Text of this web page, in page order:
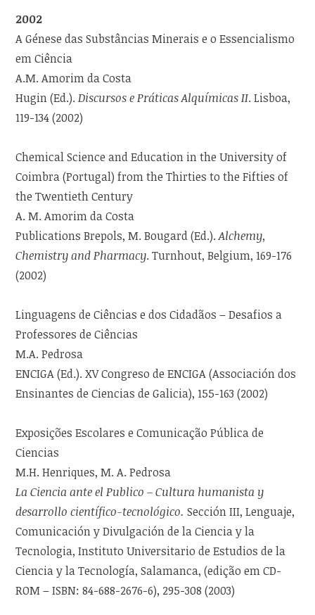
2002
A Génese das Substâncias Minerais e o Essencialismo
em Ciência
A.M. Amorim da Costa
Hugin (Ed.).Discursos e Práticas Alquímicas II. Lisboa,
119-134 (2002)
Chemical Science and Education in the University of
Coimbra (Portugal) from the Thirties to the Fifties of
the Twentieth Century
A. M. Amorim da Costa
Publications Brepols, M. Bougard (Ed.).Alchemy,
Chemistry and Pharmacy. Turnhout, Belgium, 169-176
(2002)
Linguagens de Ciências e dos Cidadãos – Desafios a
Professores de Ciências
M.A. Pedrosa
ENCIGA (Ed.). XV Congreso de ENCIGA (Associación dos
Ensinantes de Ciencias de Galicia), 155-163 (2002)
Exposições Escolares e Comunicação Pública de
Ciencias
M.H. Henriques, M. A. Pedrosa
La Ciencia ante el Publico – Cultura humanista y
desarrollo científico-tecnológico. Sección III, Lenguaje,
Comunicación y Divulgación de la Ciencia y la
Tecnologia, Instituto Universitario de Estudios de la
Ciencia y la Tecnología, Salamanca, (edição em CD-
ROM – ISBN: 84-688-2676-6), 295-308 (2003)